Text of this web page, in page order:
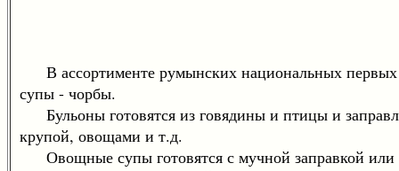
В ассортименте румынских национальных
супы - чорбы.
Бульоны готовятся из говядины и птицы и
крупой, овощами и т.д.
Овощные супы готовятся с мучной заправкой или